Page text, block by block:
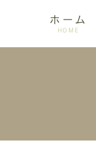
ホーム
HOME